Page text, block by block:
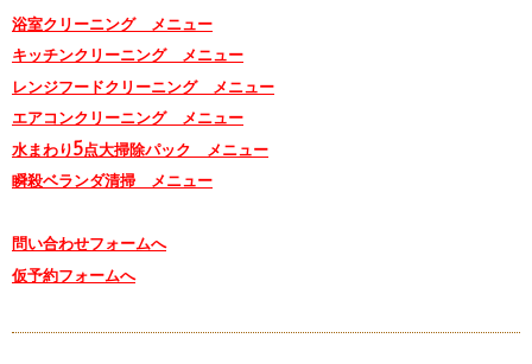
浴室クリーニング メニュー
キッチンクリーニング メニュー
レンジフードクリーニング メニュー
エアコンクリーニング メニュー
水まわり5点大掃除パック メニュー
瞬殺ベランダ清掃 メニュー
問い合わせフォームへ
仮予約フォームへ